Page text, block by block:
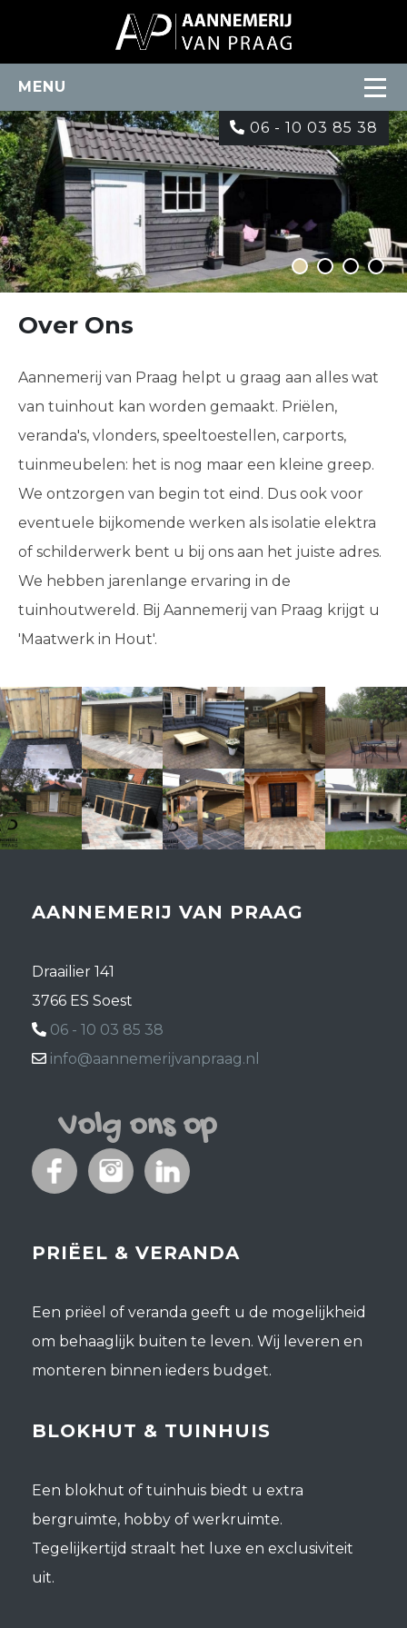
MENU
06 - 10 03 85 38
Over Ons
Aannemerij van Praag helpt u graag aan alles wat
van tuinhout kan worden gemaakt. Priëlen,
veranda's, vlonders, speeltoestellen, carports,
tuinmeubelen: het is nog maar een kleine greep.
We ontzorgen van begin tot eind. Dus ook voor
eventuele bijkomende werken als isolatie elektra
of schilderwerk bent u bij ons aan het juiste adres.
We hebben jarenlange ervaring in de
tuinhoutwereld. Bij Aannemerij van Praag krijgt u
'Maatwerk in Hout'.
AANNEMERIJ VAN PRAAG
Draailier 141
3766 ES Soest
06 - 10 03 85 38
info@aannemerijvanpraag.nl
Volg ons op
PRIËEL & VERANDA
Een priëel of veranda geeft u de mogelijkheid
om behaaglijk buiten te leven. Wij leveren en
monteren binnen ieders budget.
BLOKHUT & TUINHUIS
Een blokhut of tuinhuis biedt u extra
bergruimte, hobby of werkruimte.
Tegelijkertijd straalt het luxe en exclusiviteit
uit.